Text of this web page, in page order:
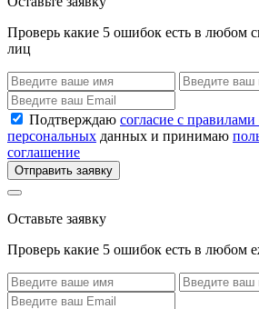
Проверь какие 5 ошибок есть в любом
лиц
Подтверждаю согласие с правилами
персональных данных и принимаю
соглашение
Отправить заявку
Оставьте заявку
Проверь какие 5 ошибок есть в любом